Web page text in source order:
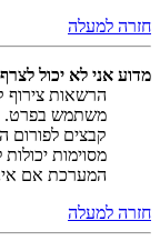
חזרה למעלה
מדוע אני לא יכול
הרשאות צירוף
משתמש בפרט.
קבצים לפורום
מסוימות
המערכת אם
חזרה למעלה